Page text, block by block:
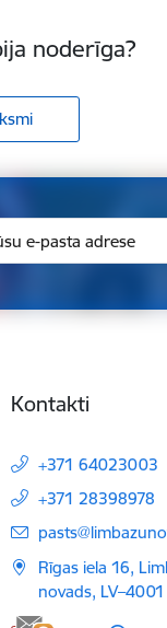
noderīga?
Kontakti
+371 64023003
+371 28398978
E-pasts:
Rīgas iela 16,
novads, LV–4001